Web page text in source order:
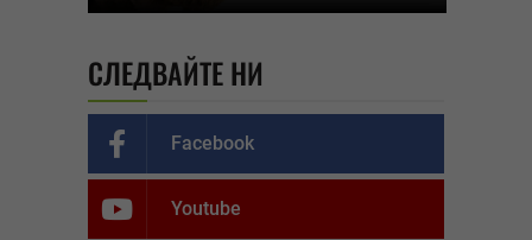
СЛЕДВАЙТЕ НИ
Facebook
Youtube